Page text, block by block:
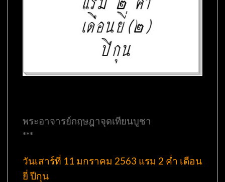
พระอาจารย์กฤษฎาจุดเทียนบูชา
***
วันเสาร์ที่ 11 มกราคม 2563 แรม 2 ค่ำ เดือน
ยี่ ปีกุน